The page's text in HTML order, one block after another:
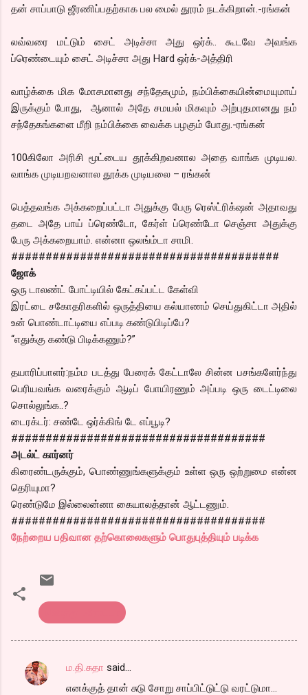
தன் சாப்பாடு ஜீரணிப்பதற்காக பல மைல் தூரம் நடக்கிறான்.-ரங்கன்
லவ்வரை மட்டும் சைட் அடிச்சா அது ஒர்க்.. கூடவே அவங்க
ப்ரெண்டையும் சைட் அடிச்சா அது Hard ஒர்க்-அத்திரி
வாழ்க்கை மிக மோசமானது சந்தேகமும், நம்பிக்கையின்மையுமாய்
இருக்கும் போது, ஆனால் அதே சமயல் மிகவும் அற்புதமானது நம்
சந்தேகங்களை மீறி நம்பிக்கை வைக்க பழகும் போது.-ரங்கன்
100கிலோ அரிசி மூட்டைய தூக்கிறவனால அதை வாங்க முடியல.
வாங்க முடியறவனால தூக்க முடியலை – ரங்கன்
பெத்தவங்க அக்கறைப்பட்டா அதுக்கு பேரு ரெஸ்ட்ரிக்‌ஷன் அதாவது
தடை அதே பாய் ப்ரெண்டோ, கேர்ள் ப்ரெண்டோ செஞ்சா அதுக்கு
பேரு அக்கறையாம். என்னா ஒலங்ம்டா சாமி.
#######################################
ஜோக்
ஒரு டாலண்ட் போட்டியில் கேட்கப்பட்ட கேள்வி
இரட்டை சகோதரிகளில் ஒருத்தியை கல்யாணம் செய்துகிட்டா அதில்
உன் பொண்டாட்டியை எப்படி கண்டுபிடிப்பே?
“எதுக்கு கண்டு பிடிக்கணும்?”
தயாரிப்பாளர்:நம்ம படத்து பேரைக் கேட்டாலே சின்ன பசங்களேர்ந்து
பெரியவங்க வரைக்கும் ஆடிப் போயிரணும் அப்படி ஒரு டைட்டிலை
சொல்லுங்க..?
டைரக்டர்: சண்டே ஒர்க்கிங் டே எப்பூடி?
#####################################
அடல்ட் கார்னர்
கிரைண்டருக்கும், பொண்ணுங்களுக்கும் உள்ள ஒரு ஒற்றுமை என்ன
தெரியுமா?
ரெண்டுமே இல்லைன்னா கையாலத்தான் ஆட்டணும்.
#####################################
நேற்றைய பதிவான தற்கொலைகளும் பொதுபுத்தியும் படிக்க
C
ம.தி.சுதா said…
எனக்குத் தான் சுடு சோறு சாப்பிட்டுட்டு வரட்டுமா...